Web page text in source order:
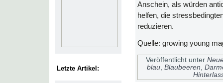
Letzte Artikel:
Anschein, als würden
helfen, die
reduzieren.
Quelle: growing young
Veröffentlicht unter
blau, Blaubeeren,